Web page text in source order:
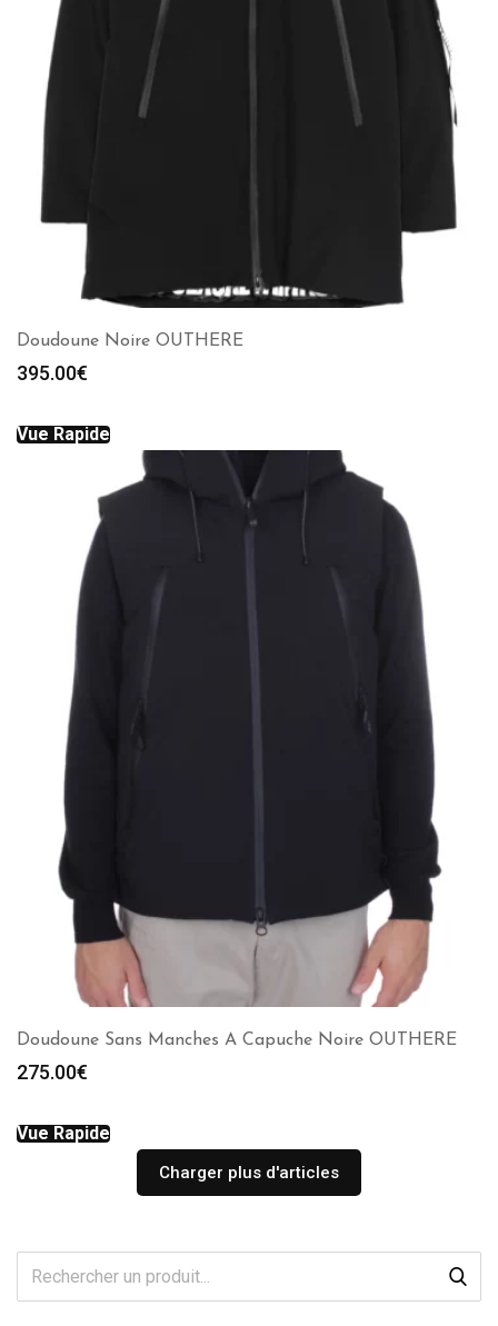
Doudoune Noire OUTHERE
395.00€
Vue Rapide
Doudoune Sans Manches A Capuche Noire OUTHERE
275.00€
Vue Rapide
Charger plus d'articles